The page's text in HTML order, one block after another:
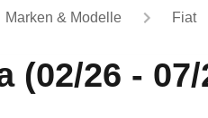
Marken & Modelle Fiat
(02/26 - 07/